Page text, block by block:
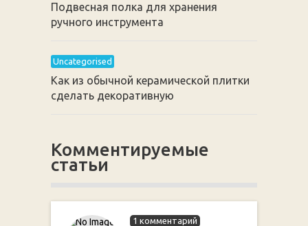
Подвесная полка для хранения
ручного инструмента
Uncategorised
Как из обычной керамической плитки
сделать декоративную
Комментируемые
статьи
1 комментарий